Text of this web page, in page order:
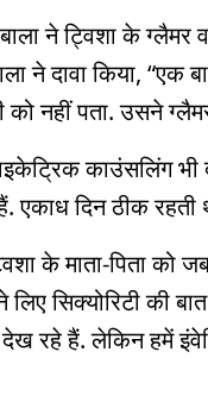
ने ट्विशा के ग्लैमर
ने दावा किया, “एक
नहीं पता. उसने
काउंसलिंग भी
एकाध दिन ठीक
के माता-पिता को
सिक्योरिटी की
रहे हैं. लेकिन हमें